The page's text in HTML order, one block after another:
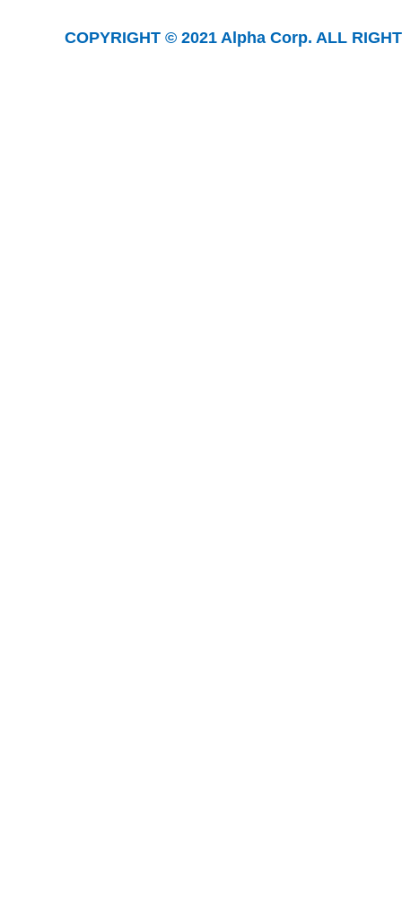
COPYRIGHT © 2021 Alpha Corp. ALL